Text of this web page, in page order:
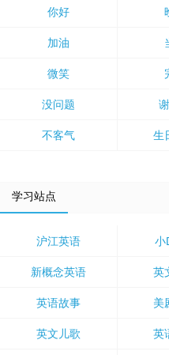
你好
加油
微笑
没问题
不客气 生
学习站点
沪江英语 小
新概念英语 英
英语故事 美
英文儿歌 英